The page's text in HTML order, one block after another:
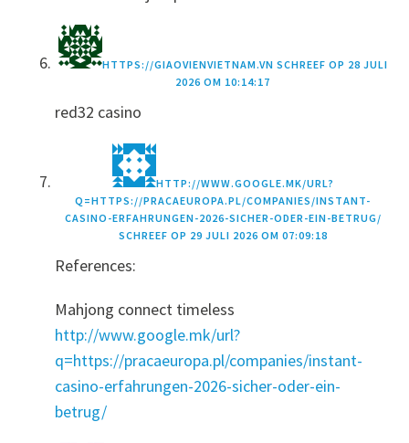
HTTPS://GIAOVIENVIETNAM.VN SCHREEF OP 28 JULI
2026 OM 10:14:17
red32 casino
HTTP://WWW.GOOGLE.MK/URL?
Q=HTTPS://PRACAEUROPA.PL/COMPANIES/INSTANT-
CASINO-ERFAHRUNGEN-2026-SICHER-ODER-EIN-BETRUG/
SCHREEF OP 29 JULI 2026 OM 07:09:18
References:
Mahjong connect timeless
http://www.google.mk/url?
q=https://pracaeuropa.pl/companies/instant-
casino-erfahrungen-2026-sicher-oder-ein-
betrug/